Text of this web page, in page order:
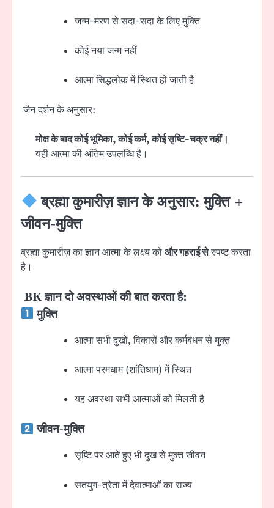
जन्म-मरण से सदा-सदा के लिए मुक्ति
कोई नया जन्म नहीं
आत्मा सिद्धलोक में स्थित हो जाती है
जैन दर्शन के अनुसार:
मोक्ष के बाद कोई भूमिका, कोई कर्म, कोई सृष्टि-चक्र नहीं।
यही आत्मा की अंतिम उपलब्धि है।
ब्रह्मा कुमारीज़ ज्ञान के अनुसार: मुक्ति +
जीवन-मुक्ति
ब्रह्मा कुमारीज़ का ज्ञान आत्मा के लक्ष्य कोऔर गहराई सेस्पष्ट करता
है।
BK ज्ञान दो अवस्थाओं की बात करता है:
मुक्ति
आत्मा सभी दुखों, विकारों और कर्मबंधन से मुक्त
आत्मा परमधाम (शांतिधाम) में स्थित
यह अवस्था सभी आत्माओं को मिलती है
जीवन-मुक्ति
सृष्टि पर आते हुए भी दुख से मुक्त जीवन
सतयुग-त्रेता में देवात्माओं का राज्य